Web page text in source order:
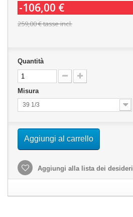
-106,00 €
259,00 €tasse incl.
Quantità
Misura
39 1/3
Aggiungi al carrello
Aggiungi alla lista dei desideri